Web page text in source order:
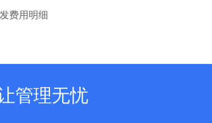
费用明细
管理无忧